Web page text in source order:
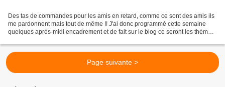
Des tas de commandes pour les amis en retard, comme ce sont des amis ils
me pardonnent mais tout de même !! J'ai donc programmé cette semaine
quelques après-midi encadrement et de fait sur le blog ce seront les thèmes
Page suivante >